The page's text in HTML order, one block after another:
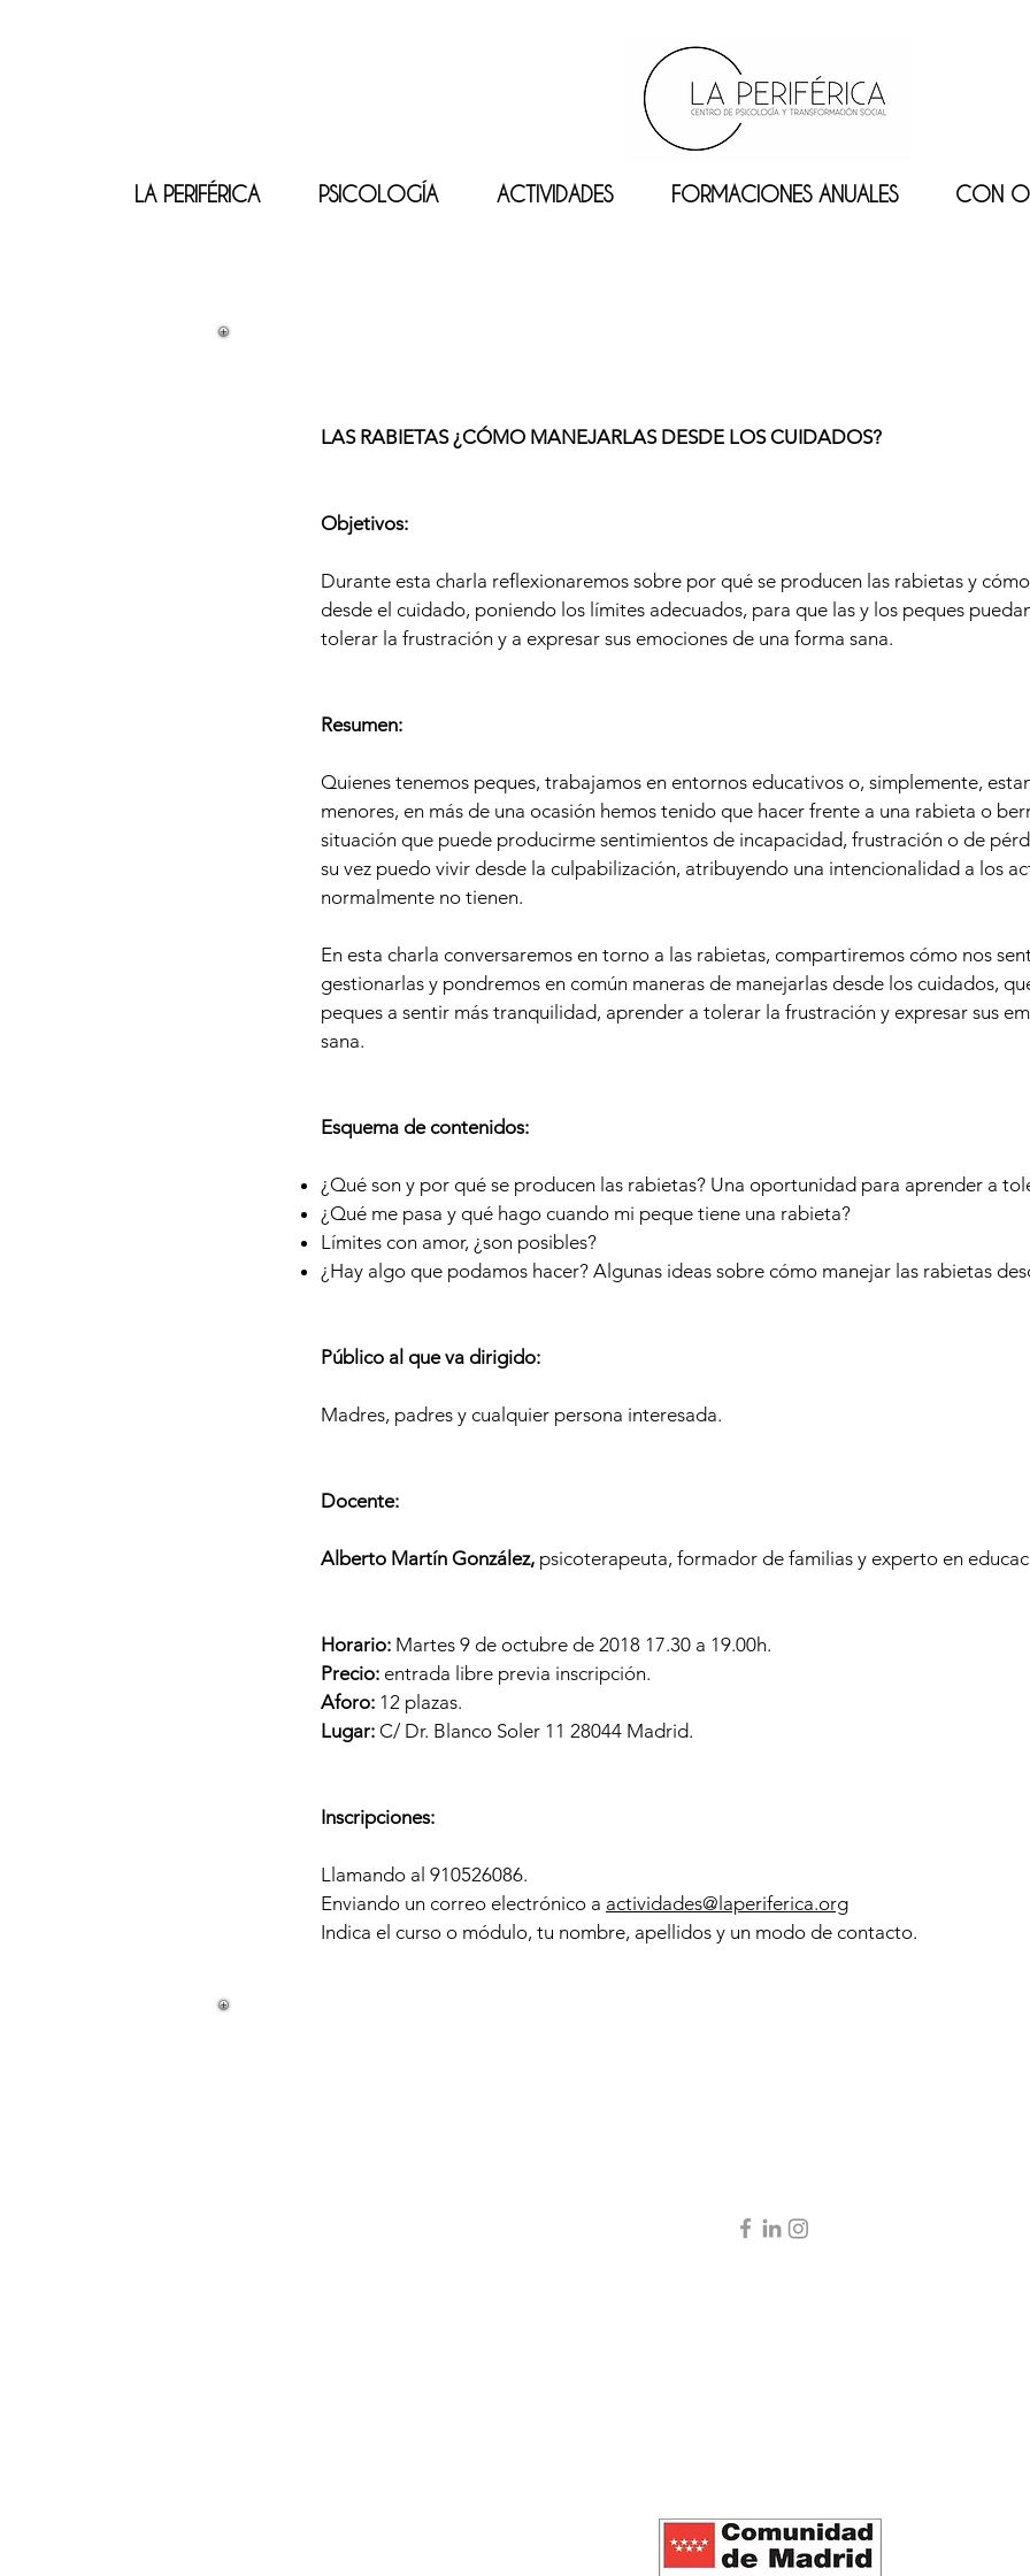
LA PERIFÉRICA PSICOLOGÍA ACTIVIDADES FORMACIONES ANUALES CON
LAS RABIETAS ¿CÓMO MANEJARLAS DESDE LOS CUIDADOS?
Objetivos:
Durante esta charla reflexionaremos sobre por qué se producen las rabietas y
desde el cuidado, poniendo los límites adecuados, para que las y los peques
tolerar la frustración y a expresar sus emociones de una forma sana.
Resumen:
Quienes tenemos peques, trabajamos en entornos educativos o, simplemente,
menores, en más de una ocasión hemos tenido que hacer frente a una rabieta o
situación que puede producirme sentimientos de incapacidad, frustración o de
su vez puedo vivir desde la culpabilización, atribuyendo una intencionalidad a los
normalmente no tienen.
En esta charla conversaremos en torno a las rabietas, compartiremos cómo nos
gestionarlas y pondremos en común maneras de manejarlas desde los cuidados,
peques a sentir más tranquilidad, aprender a tolerar la frustración y expresar sus
sana.
Esquema de contenidos:
¿Qué son y por qué se producen las rabietas? Una oportunidad para aprender a
¿Qué me pasa y qué hago cuando mi peque tiene una rabieta?
Límites con amor, ¿son posibles?
¿Hay algo que podamos hacer? Algunas ideas sobre cómo manejar las rabietas
Público al que va dirigido:
Madres, padres y cualquier persona interesada.
Docente:
Alberto Martín González, psicoterapeuta, formador de familias y experto en
Horario: Martes 9 de octubre de 2018 17.30 a 19.00h.
Precio: entrada libre previa inscripción.
Aforo: 12 plazas.
Lugar: C/ Dr. Blanco Soler 11 28044 Madrid.
Inscripciones:
Llamando al 910526086.
Enviando un correo electrónico a actividades@laperiferica.org
Indica el curso o módulo, tu nombre, apellidos y un modo de contacto.